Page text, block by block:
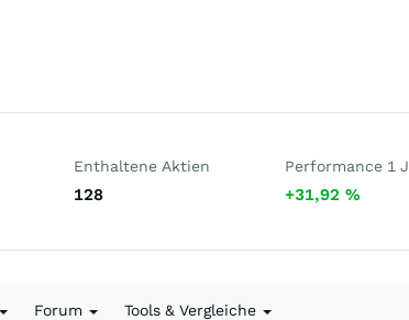
Enthaltene Aktien
128
Performance 1 J
+31,92%
Forum Tools & Vergleiche